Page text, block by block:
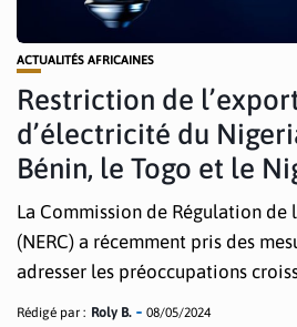
ACTUALITÉS AFRICAINES
Restriction de
d’électricité du
Bénin, le Togo et le
La Commission de Régulation de
(NERC) a récemment pris des
adresser les préoccupations
Rédigé par : Roly B. 08/05/2024